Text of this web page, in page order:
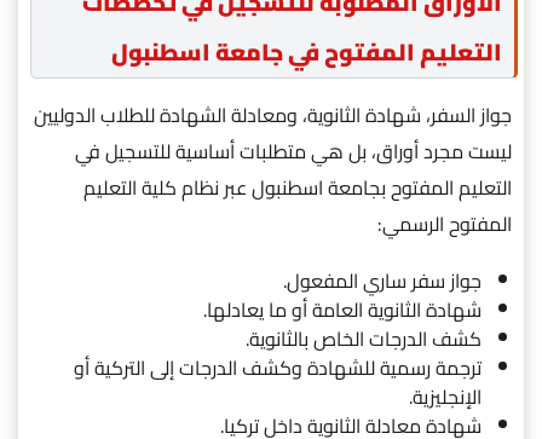
التعليم المفتوح في جامعة اسطنبول
جواز السفر، شهادة الثانوية، ومعادلة الشهادة للطلاب الدوليين
ليست مجرد أوراق، بل هي متطلبات أساسية للتسجيل في
التعليم المفتوح بجامعة اسطنبول عبر نظام كلية التعليم
المفتوح الرسمي:
جواز سفر ساري المفعول.
شهادة الثانوية العامة أو ما يعادلها.
كشف الدرجات الخاص بالثانوية.
ترجمة رسمية للشهادة وكشف الدرجات إلى التركية أو
الإنجليزية.
شهادة معادلة الثانوية داخل تركيا.